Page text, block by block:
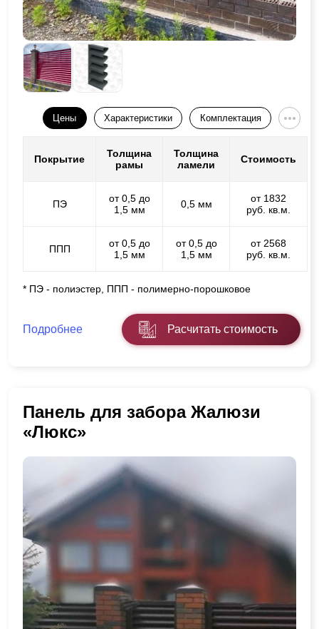
Цены Характеристики Комплектация
Покрытие
Толщина
рамы
Толщина
ламели
Стоимость
ПЭ
от 0,5 до
1,5 мм
0,5 мм
от 1832
руб. кв.м.
ППП
от 0,5 до
1,5 мм
от 0,5 до
1,5 мм
от 2568
руб. кв.м.
* ПЭ - полиэстер, ППП - полимерно-порошковое
Подробнее Расчитать стоимость
Панель для забора Жалюзи
«Люкс»